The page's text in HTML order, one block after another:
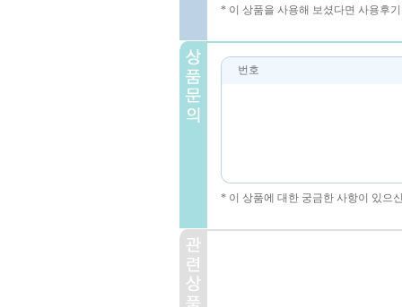
* 이 상품을 사용해 보셨다면 사용후
번호
* 이 상품에 대한 궁금한 사항이 있으